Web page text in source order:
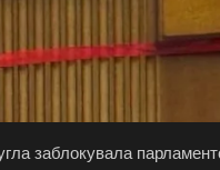
заблокувала